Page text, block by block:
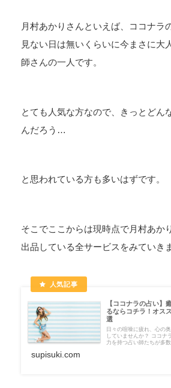
月村あかりさんといえば、ココナラ
見ない日は無いくらいに今まさに大
師さんの一人です。
とても人気な方なので、きっとどん
んだろう…
と思われている方も多いはずです。
そこでここからは現時点で月村あか
出品している全サービスをみていき
【ココナラの占い】
るならコチラ！オス
選
日々の喧噪に疲れ、心の
していませんか？ ココナラには豊富な経験と深い洞察
力を持つ占い師たちが多
鑑定者の中から、特に癒
supisuki.com